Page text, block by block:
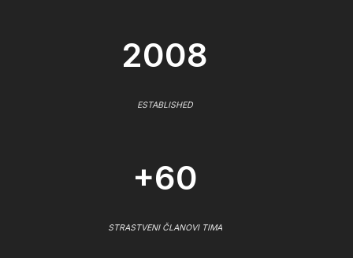
2008
ESTABLISHED
+60
STRASTVENI ČLANOVI TIMA